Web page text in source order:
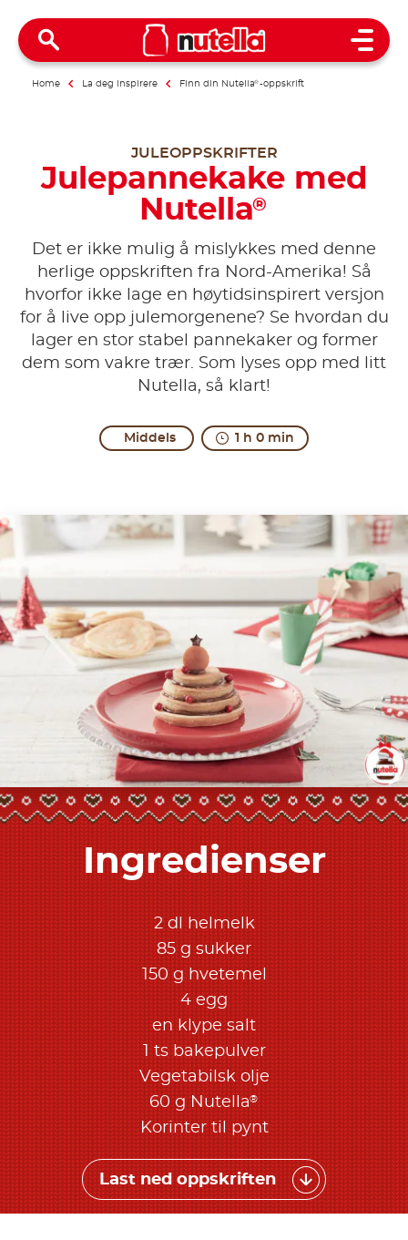
Open
Home La deg inspirere Finn din Nutella®-oppskrift
JULEOPPSKRIFTER
Julepannekake med
Nutella®
Det er ikke mulig å mislykkes med denne
herlige oppskriften fra Nord-Amerika! Så
hvorfor ikke lage en høytidsinspirert versjon
for å live opp julemorgenene? Se hvordan du
lager en stor stabel pannekaker og former
dem som vakre trær. Som lyses opp med litt
Nutella, så klart!
Middels 1 h 0 min
Ingredienser
2 dl helmelk
85 g sukker
150 g hvetemel
4 egg
en klype salt
1 ts bakepulver
Vegetabilsk olje
60 g Nutella®
Korinter til pynt
Last ned oppskriften